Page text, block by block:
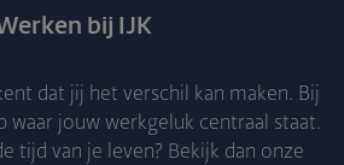
bij IJK
dat jij het verschil kan maken. Bij
waar jouw werkgeluk centraal staat.
tijd van je leven? Bekijk dan onze